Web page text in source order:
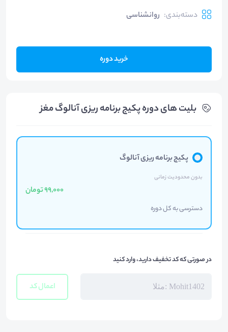
دسته‌بندی: روانشناسی
خرید دوره
بلیت های دوره پکیج برنامه ریزی آنالوگ مغز
پکیج برنامه ریزی آنالوگ
بدون محدودیت زمانی
99,000 تومان
دسترسی به کل دوره
در صورتی که کد تخفیف دارید، وارد کنید
اعمال کد